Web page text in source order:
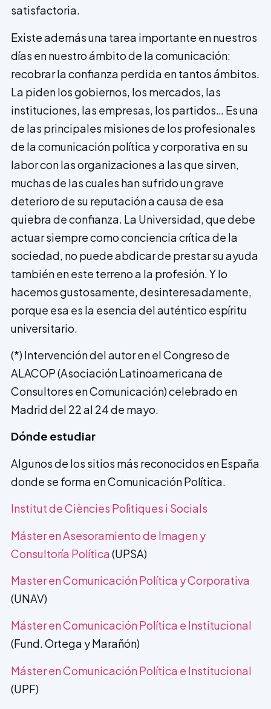
satisfactoria.
Existe además una tarea importante en nuestros
días en nuestro ámbito de la comunicación:
recobrar la confianza perdida en tantos ámbitos.
La piden los gobiernos, los mercados, las
instituciones, las empresas, los partidos… Es una
de las principales misiones de los profesionales
de la comunicación política y corporativa en su
labor con las organizaciones a las que sirven,
muchas de las cuales han sufrido un grave
deterioro de su reputación a causa de esa
quiebra de confianza. La Universidad, que debe
actuar siempre como conciencia crítica de la
sociedad, no puede abdicar de prestar su ayuda
también en este terreno a la profesión. Y lo
hacemos gustosamente, desinteresadamente,
porque esa es la esencia del auténtico espíritu
universitario.
(*) Intervención del autor en el Congreso de
ALACOP (Asociación Latinoamericana de
Consultores en Comunicación) celebrado en
Madrid del 22 al 24 de mayo.
Dónde estudiar
Algunos de los sitios más reconocidos en España
donde se forma en Comunicación Política.
Institut de Ciències Polìtiques i Socials
Máster en Asesoramiento de Imagen y
Consultoría Política(UPSA)
Master en Comunicación Política y Corporativa
(UNAV)
Máster en Comunicación Política e Ins­titucional
(Fund. Ortega y Marañón)
Máster en Comunicación Política e Ins­titucional
(UPF)